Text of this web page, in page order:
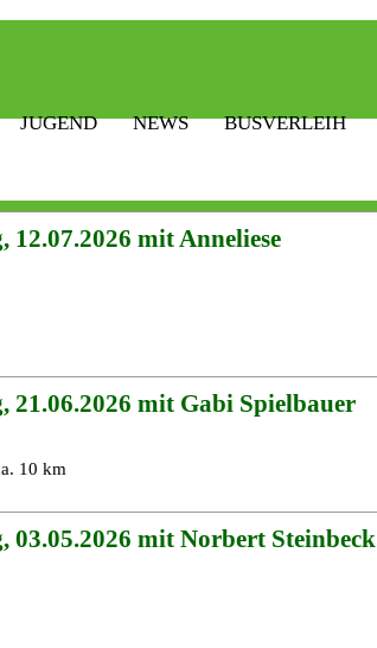
JUGEND NEWS BUSVERLEIH
mit Anneliese
21.06.2026 mit Gabi Spielbauer
10 km
03.05.2026 mit Norbert Steinbeck